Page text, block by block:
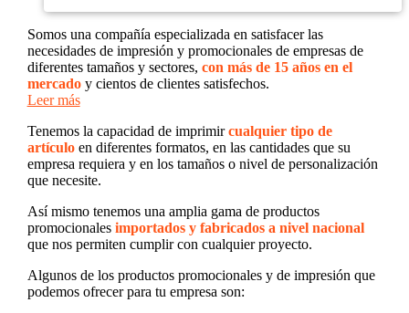
Somos una compañía especializada en satisfacer las
necesidades de impresión y promocionales de empresas de
diferentes tamaños y sectores, con más de 15 años en el
mercadoy cientos de clientes satisfechos.
Leer más
Tenemos la capacidad de imprimircualquier tipo de
artículoen diferentes formatos, en las cantidades que su
empresa requiera y en los tamaños o nivel de personalización
que necesite.
Así mismo tenemos una amplia gama de productos
promocionales importados y fabricados a nivel nacional
que nos permiten cumplir con cualquier proyecto.
Algunos de los productos promocionales y de impresión que
podemos ofrecer para tu empresa son: